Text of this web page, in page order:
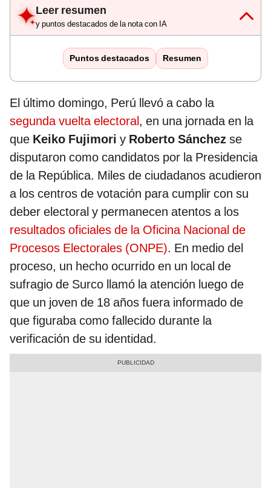
Leer resumen
y puntos destacados de la nota con IA
Puntos destacados Resumen
El último domingo, Perú llevó a cabo la
segunda vuelta electoral, en una jornada en la
que Keiko Fujimori y Roberto Sánchez se
disputaron como candidatos por la Presidencia
de la República. Miles de ciudadanos acudieron
a los centros de votación para cumplir con su
deber electoral y permanecen atentos a los
resultados oficiales de la Oficina Nacional de
Procesos Electorales (ONPE). En medio del
proceso, un hecho ocurrido en un local de
sufragio de Surco llamó la atención luego de
que un joven de 18 años fuera informado de
que figuraba como fallecido durante la
verificación de su identidad.